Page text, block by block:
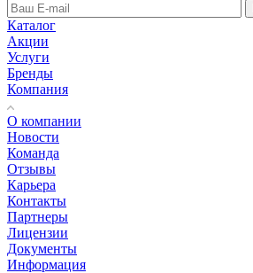
Каталог
Акции
Услуги
Бренды
Компания
О компании
Новости
Команда
Отзывы
Карьера
Контакты
Партнеры
Лицензии
Документы
Информация